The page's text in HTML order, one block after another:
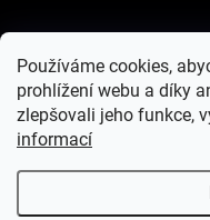
Používáme cookies,
prohlížení webu a díky
zlepšovali jeho funkce,
informací